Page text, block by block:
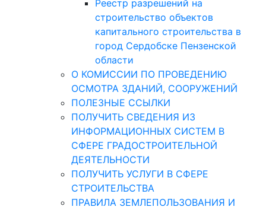
Реестр разрешений на
строительство объектов
капитального строительства в
город Сердобске Пензенской
области
О КОМИССИИ ПО ПРОВЕДЕНИЮ
ОСМОТРА ЗДАНИЙ, СООРУЖЕНИЙ
ПОЛЕЗНЫЕ ССЫЛКИ
ПОЛУЧИТЬ СВЕДЕНИЯ ИЗ
ИНФОРМАЦИОННЫХ СИСТЕМ В
СФЕРЕ ГРАДОСТРОИТЕЛЬНОЙ
ДЕЯТЕЛЬНОСТИ
ПОЛУЧИТЬ УСЛУГИ В СФЕРЕ
СТРОИТЕЛЬСТВА
ПРАВИЛА ЗЕМЛЕПОЛЬЗОВАНИЯ И